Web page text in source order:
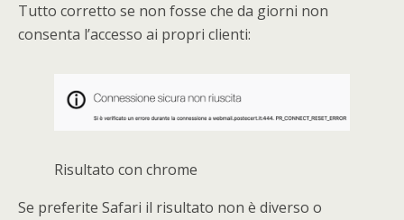
Tutto corretto se non fosse che da giorni non
consenta l’accesso ai propri clienti:
Risultato con chrome
Se preferite Safari il risultato non è diverso o